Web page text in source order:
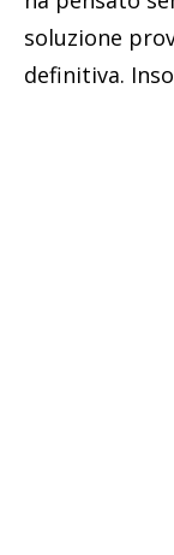
soluzione
definitiva.